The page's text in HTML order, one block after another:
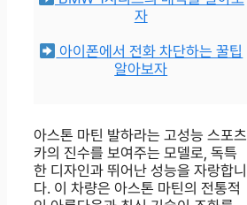
자
아이폰에서 전화 차단하는 꿀팁
알아보자
아스톤 마틴 발하라는 고성능 스포츠
카의 진수를 보여주는 모델로, 독특
한 디자인과 뛰어난 성능을 자랑합니
다. 이 차량은 아스톤 마틴의 전통적